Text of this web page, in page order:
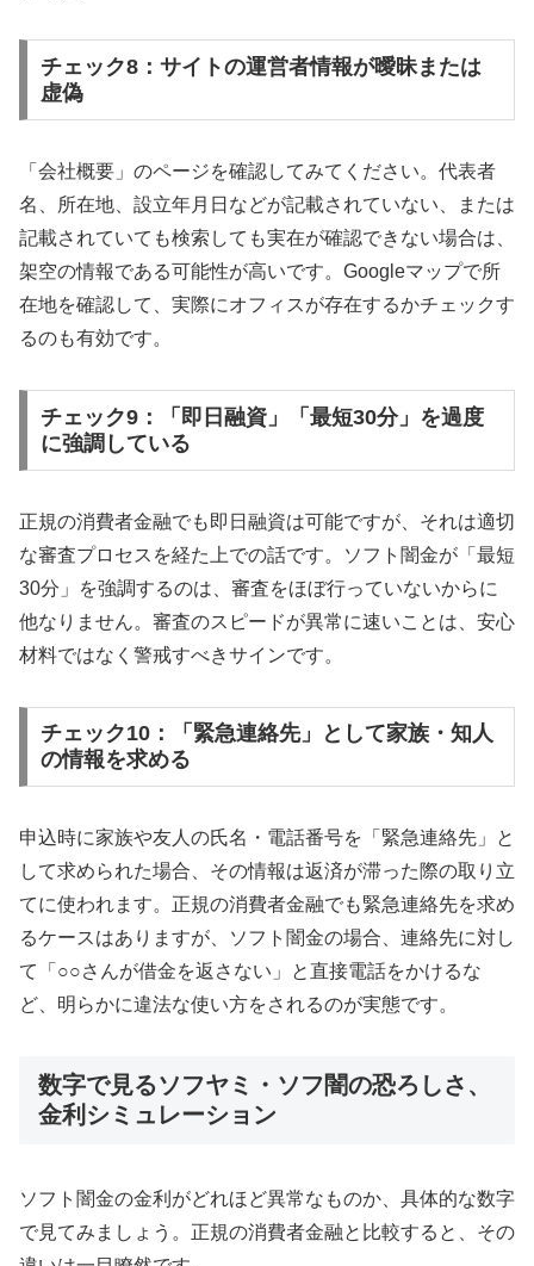
チェック8：サイトの運営者情報が曖昧または
虚偽
「会社概要」のページを確認してみてください。代表者
名、所在地、設立年月日などが記載されていない、または
記載されていても検索しても実在が確認できない場合は、
架空の情報である可能性が高いです。Googleマップで所
在地を確認して、実際にオフィスが存在するかチェックす
るのも有効です。
チェック9：「即日融資」「最短30分」を過度
に強調している
正規の消費者金融でも即日融資は可能ですが、それは適切
な審査プロセスを経た上での話です。ソフト闇金が「最短
30分」を強調するのは、審査をほぼ行っていないからに
他なりません。審査のスピードが異常に速いことは、安心
材料ではなく警戒すべきサインです。
チェック10：「緊急連絡先」として家族・知人
の情報を求める
申込時に家族や友人の氏名・電話番号を「緊急連絡先」と
して求められた場合、その情報は返済が滞った際の取り立
てに使われます。正規の消費者金融でも緊急連絡先を求め
るケースはありますが、ソフト闇金の場合、連絡先に対し
て「○○さんが借金を返さない」と直接電話をかけるな
ど、明らかに違法な使い方をされるのが実態です。
数字で見るソフヤミ・ソフ闇の恐ろしさ、
金利シミュレーション
ソフト闇金の金利がどれほど異常なものか、具体的な数字
で見てみましょう。正規の消費者金融と比較すると、その